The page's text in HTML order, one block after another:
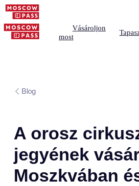
Vásároljon
most
Blog
A orosz
jegyének
Moszkvában